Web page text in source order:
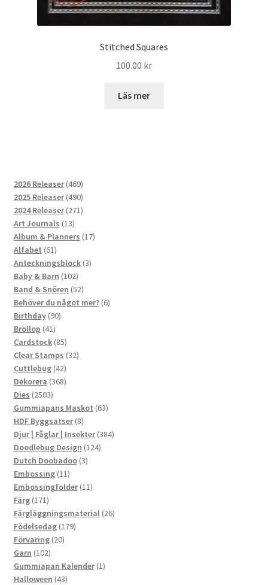
Stitched Squares
100.00 kr
Läs mer
2026 Releaser 469469
produkter
2025 Releaser 490490
produkter
2024 Releaser 271271
Art Journals 1313
produkter
Album & Planners 1717
Alfabet 6161
produkter
Anteckningsblock 33
Baby & Barn 102102
produkter
Band & Snören 5252
produkter
Behöver du något mer? 66
Birthday 9090
Bröllop 4141
produkter
Cardstock 8585
produkter
Clear Stamps 3232
Cuttlebug 4242
produkter
Dekorera 368368
Dies 25032503
produkter
Gummiapans Maskot 6363
HDF Byggsatser 88
produkter
Djur | Fåglar | Insekter 384384
Doodlebug Design 124124
Dutch Doobadoo 33
Embossing 1111
produkter
Embossingfolder 1111
Färg 171171
produkter
Färgläggningsmaterial 2626
Födelsedag 179179
Förvaring 2020
Garn 102102
produkter
Gummiapan Kalender 11
Halloween 4343